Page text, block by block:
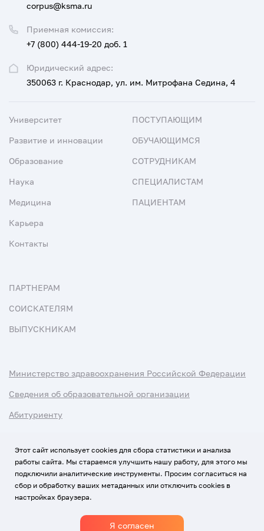
Юридический адрес:
350063 г. Краснодар, ул. им. Митрофана Седина, 4
Приемная комиссия:
+7 (800) 444-19-20 доб. 1
corpus@ksma.ru
Университет
Развитие и инновации
Образование
Наука
Медицина
Карьера
Контакты
ПОСТУПАЮЩИМ
ОБУЧАЮЩИМСЯ
СОТРУДНИКАМ
СПЕЦИАЛИСТАМ
ПАЦИЕНТАМ
ПАРТНЕРАМ
СОИСКАТЕЛЯМ
ВЫПУСКНИКАМ
Министерство здравоохранения Российской Федерации
Сведения об образовательной организации
Абитуриенту
Использование Cookies
Политика обработки персональных данных
Этот сайт использует cookies для сбора статистики и анализа
работы сайта. Мы стараемся улучшить нашу работу, для этого мы
подключили аналитические инструменты. Просим согласиться на
сбор и обработку ваших метаданных или отключить cookies в
настройках браузера.
Я согласен